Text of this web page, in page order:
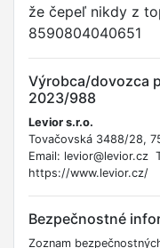
že čepeľ nikdy z
8590804040651
Výrobca/dovozca
2023/988
Levior s.r.o.
Tovačovská 3488/28,
Email: levior@levior.cz
https://www.levior.cz/
Bezpečnostné
Zoznam